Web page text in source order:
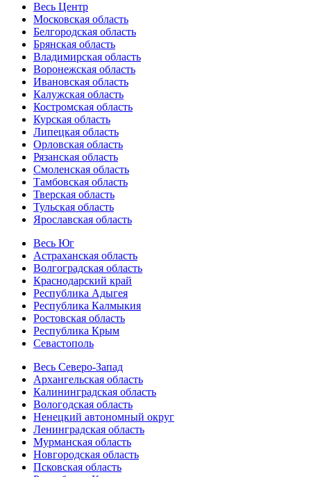
Весь Центр
Московская область
Белгородская область
Брянская область
Владимирская область
Воронежская область
Ивановская область
Калужская область
Костромская область
Курская область
Липецкая область
Орловская область
Рязанская область
Смоленская область
Тамбовская область
Тверская область
Тульская область
Ярославская область
Весь Юг
Астраханская область
Волгоградская область
Краснодарский край
Республика Адыгея
Республика Калмыкия
Ростовская область
Республика Крым
Севастополь
Весь Северо-Запад
Архангельская область
Калининградская область
Вологодская область
Ненецкий автономный округ
Ленинградская область
Мурманская область
Новгородская область
Псковская область